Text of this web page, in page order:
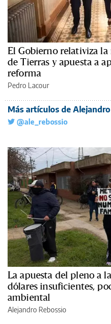
El Gobierno relativiza
de Tierras y apuesta a
reforma
Pedro Lacour
Más artículos de
@ale_rebossio
La apuesta del pleno a
dólares insuficientes,
ambiental
Alejandro Rebossio